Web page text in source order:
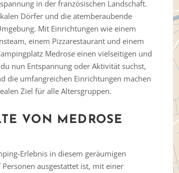
in der französischen Landschaft.
Dörfer und die atemberaubende
Mit Einrichtungen wie einem
einem Pizzarestaurant und einem
Medrose einen vielseitigen und
nun Entspannung oder Aktivität suchst,
die umfangreichen Einrichtungen machen
Ziel für alle Altersgruppen.
VON MEDROSE
Erlebnis in diesem geräumigen
ausgestattet ist, mit einer
Vielen Dank für das